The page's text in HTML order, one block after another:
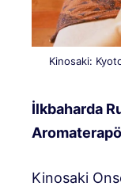
Kinosaki:
İlkbaharda
Kinosaki